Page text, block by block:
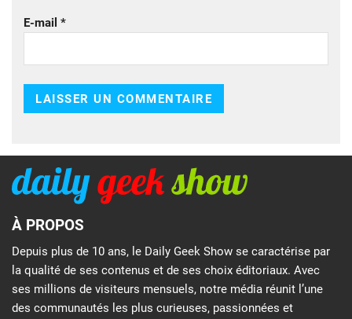
E-mail *
À PROPOS
Depuis plus de 10 ans, le Daily Geek Show se caractérise par
la qualité de ses contenus et de ses choix éditoriaux. Avec
ses millions de visiteurs mensuels, notre média réunit l’une
des communautés les plus curieuses, passionnées et